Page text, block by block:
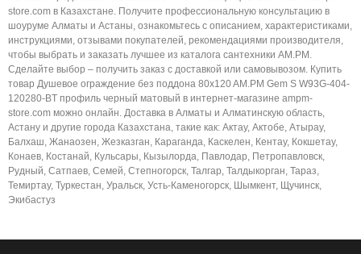
store.com в Казахстане. Получите профессиональную консультацию в
шоуруме Алматы и Астаны, ознакомьтесь с описанием, характеристиками,
инструкциями, отзывами покупателей, рекомендациями производителя,
чтобы выбрать и заказать лучшее из каталога сантехники AM.PM.
Сделайте выбор – получить заказ с доставкой или самовывозом. Купить
товар Душевое ограждение без поддона 80x120 AM.PM Gem S W93G-404-
120280-BT профиль черный матовый в интернет-магазине ampm-
store.com можно онлайн. Доставка в Алматы и Алматинскую область,
Астану и другие города Казахстана, такие как: Актау, Актобе, Атырау,
Балхаш, Жанаозен, Жезказган, Караганда, Каскелен, Кентау, Кокшетау,
Конаев, Костанай, Кульсары, Кызылорда, Павлодар, Петропавловск,
Рудный, Сатпаев, Семей, Степногорск, Талгар, Талдыкорган, Тараз,
Темиртау, Туркестан, Уральск, Усть-Каменогорск, Шымкент, Щучинск,
Экибастуз